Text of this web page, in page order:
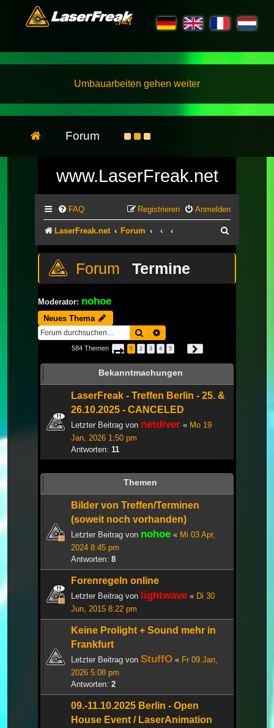
Umbauarbeiten gehen weiter
Forum
www.LaserFreak.net
FAQ Anmelden
Registrieren
LaserFreak.net Forum
Termine
Moderator: nohoe
Neues Thema
Suche
584 Themen Seite 1von 20
1 2 3 4 5
Bekanntmachungen
LaserFreak - Treffen Berlin - 25. &
26.10.2025 - CANCELED
Letzter Beitrag von netdiver « Mo 19
Jan, 2026 1:50 pm
Antworten: 11
Themen
Bilder von Treffen/Terminen
(soweit noch vorhanden)
Letzter Beitrag von nohoe « Mi 03 Apr,
2024 8:45 pm
Antworten: 8
Forenregeln online
Letzter Beitrag von lightwave « Di 30
Jun, 2015 8:22 pm
Keine Prolight + Sound mehr in
Frankfurt
Letzter Beitrag von StuffO « Fr 09 Jan,
2026 5:08 pm
Antworten: 2
09.-11.10.2025 Berlin - Open
House Event / LaserAnimation